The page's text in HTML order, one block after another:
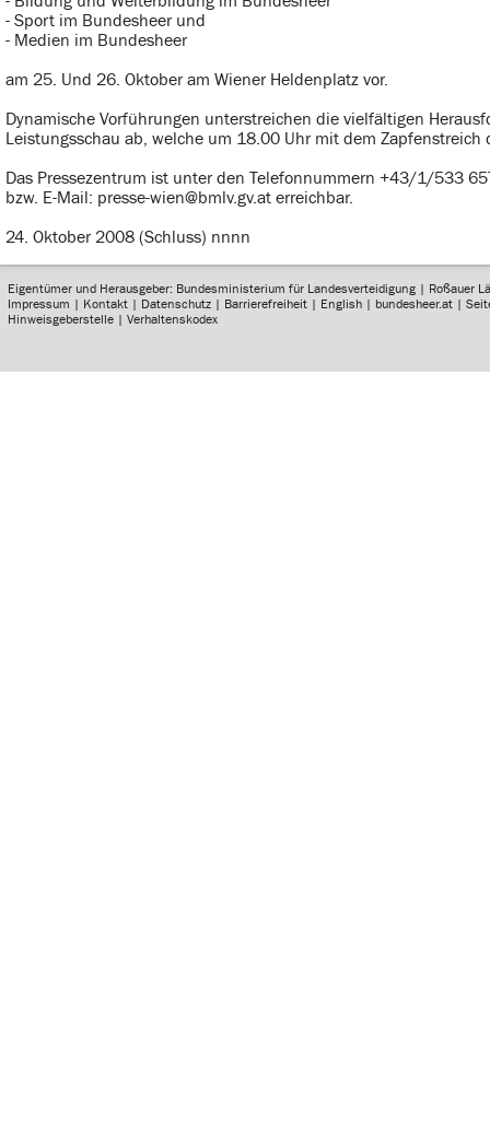
- Sport im Bundesheer und
- Medien im Bundesheer
am 25. Und 26. Oktober am Wiener Heldenplatz vor.
Dynamische Vorführungen unterstreichen die vielfältigen
Leistungsschau ab, welche um 18.00 Uhr mit dem
Das Pressezentrum ist unter den Telefonnummern +43/1/533
bzw. E-Mail: presse-wien@bmlv.gv.at erreichbar.
24. Oktober 2008 (Schluss) nnnn
Eigentümer und Herausgeber: Bundesministerium für Landesverteidigung | Roßauer
Impressum | Kontakt | Datenschutz | Barrierefreiheit | English | bundesheer.at |
Hinweisgeberstelle |Verhaltenskodex